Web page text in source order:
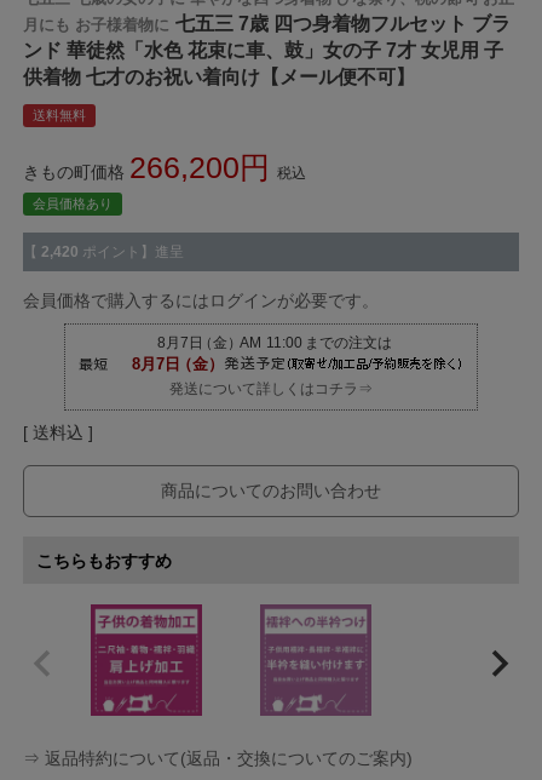
月にも お子様着物に 七五三 7歳 四つ身着物フルセット ブラ
ンド 華徒然「水色 花束に車、鼓」女の子 7才 女児用 子
供着物 七才のお祝い着向け【メール便不可】
送料無料
きもの町価格 266,200 税込
会員価格あり
【 2,420 ポイント】進呈
会員価格で購入するにはログインが必要です。
発送について詳しくはコチラ⇒
送料込
商品についてのお問い合わせ
こちらもおすすめ
⇒ 返品特約について(返品・交換についてのご案内)